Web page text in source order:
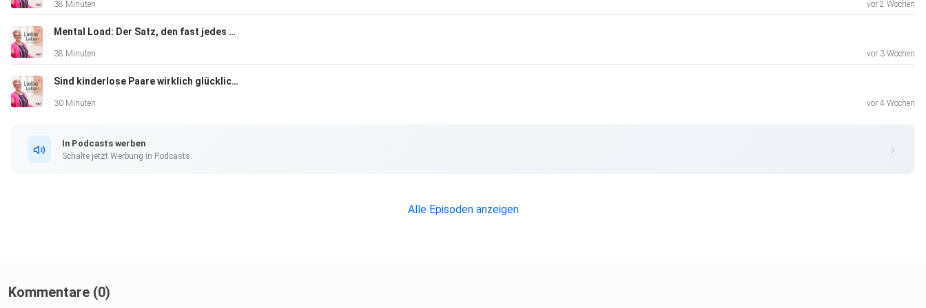
38 Minuten vor 2 Wochen
Mental Load: Der Satz, den fast jedes Paar kennt
38 Minuten vor 3 Wochen
Sind kinderlose Paare wirklich glücklicher? Was Studien sagen...
30 Minuten vor 4 Wochen
In Podcasts werben
Schalte jetzt Werbung in Podcasts.
Alle Episoden anzeigen
Kommentare (0)